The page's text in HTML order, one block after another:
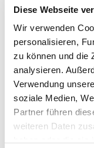
Diese Webseite
Wir verwenden
personalisieren,
zu können und die
analysieren.
Verwendung
soziale Medien,
Partner führen
weiteren Daten